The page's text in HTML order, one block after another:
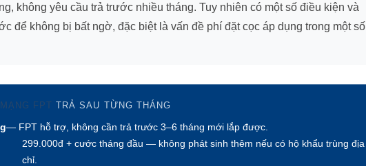
không yêu cầu trả trước nhiều tháng. Tuy nhiên có một số điều kiện và
để không bị bất ngờ, đặc biệt là vấn đề phí đặt cọc áp dụng trong một số
MẠNG FPT TRẢ SAU TỪNG THÁNG
— FPT hỗ trợ, không cần trả trước 3–6 tháng mới lắp được.
299.000đ + cước tháng đầu — không phát sinh thêm nếu có hộ khẩu trùng địa
chỉ.